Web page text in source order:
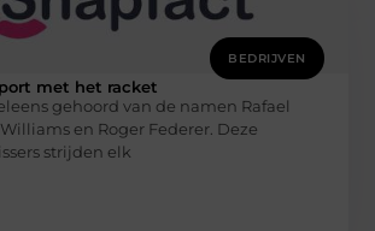
BEDRIJVEN
met het racket
gehoord van de namen Rafael
en Roger Federer. Deze
strijden elk